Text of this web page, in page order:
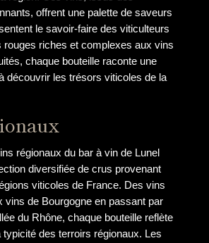
offrent une palette de saveurs
le savoir-faire des viticulteurs
rouges riches et complexes aux vins
chaque bouteille raconte une
découvrir les trésors viticoles de la
régionaux du bar à vin de Lunel
diversifiée de crus provenant
viticoles de France. Des vins
vins de Bourgogne en passant par
du Rhône, chaque bouteille reflète
typicité des terroirs régionaux. Les